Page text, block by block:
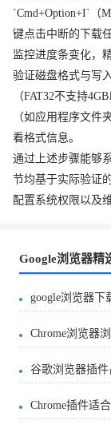
`Cmd+Option+I`（
键点击中断的下载
监控进度条变化，
验证磁盘格式与写
（FAT32不支持
（如应用程序文件
看格式信息。
通过上述步骤能够
节均基于实际验证
配置系统权限以及
Google浏览器精
google浏览器
Chrome浏览器
谷歌浏览器插
Chrome插件适